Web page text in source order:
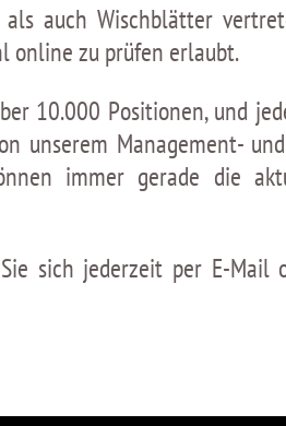
als auch Wischblätter
online zu prüfen erlaubt.
10.000 Positionen, und
unserem Management-
immer gerade die
sich jederzeit per E-Mail